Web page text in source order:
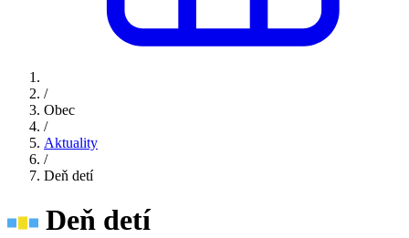
/
Obec
/
Aktuality
/
Deň detí
Deň detí